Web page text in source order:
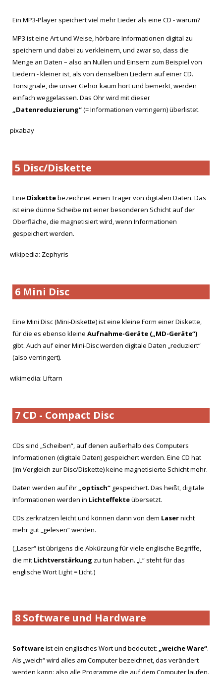
Ein MP3-Player speichert viel mehr Lieder als eine CD - warum?
MP3 ist eine Art und Weise, hörbare Informationen digital zu
speichern und dabei zu verkleinern, und zwar so, dass die
Menge an Daten – also an Nullen und Einsern zum Beispiel von
Liedern - kleiner ist, als von denselben Liedern auf einer CD.
Tonsignale, die unser Gehör kaum hört und bemerkt, werden
einfach weggelassen. Das Ohr wird mit dieser
„Datenreduzierung“(= Informationen verringern) überlistet.
pixabay
5 Disc/Diskette
Eine Diskettebezeichnet einen Träger von digitalen Daten. Das
ist eine dünne Scheibe mit einer besonderen Schicht auf der
Oberfläche, die magnetisiert wird, wenn Informationen
gespeichert werden.
wikipedia: Zephyris
6 Mini Disc
Eine Mini Disc (Mini-Diskette) ist eine kleine Form einer Diskette,
für die es ebenso kleine Aufnahme-Geräte („MD-Geräte“)
gibt. Auch auf einer Mini-Disc werden digitale Daten „reduziert“
(also verringert).
wikimedia: Liftarn
7 CD - Compact Disc
CDs sind „Scheiben“, auf denen außerhalb des Computers
Informationen (digitale Daten) gespeichert werden. Eine CD hat
(im Vergleich zur Disc/Diskette) keine magnetisierte Schicht mehr.
Daten werden auf ihr „optisch“ gespeichert. Das heißt, digitale
Informationen werden in Lichteffekteübersetzt.
CDs zerkratzen leicht und können dann von dem Lasernicht
mehr gut „gelesen“ werden.
(„Laser“ ist übrigens die Abkürzung für viele englische Begriffe,
die mit Lichtverstärkung zu tun haben. „L“ steht für das
englische Wort Light = Licht.)
8 Software und Hardware
Softwareist ein englisches Wort und bedeutet: „weiche Ware“.
Als „weich“ wird alles am Computer bezeichnet, das verändert
werden kann: also alle Programme die auf dem Computer laufen.